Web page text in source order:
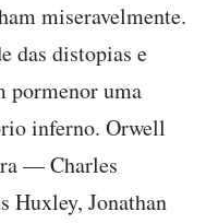
miseravelmente.
das distopias e
pormenor uma
inferno. Orwell
— Charles
Huxley, Jonathan